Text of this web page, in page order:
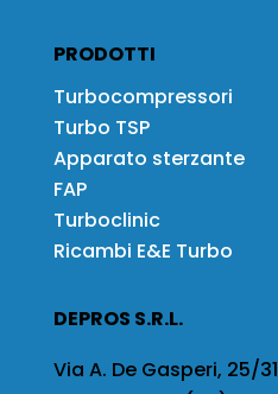
PRODOTTI
Turbocompressori
Turbo TSP
Apparato sterzante
FAP
Turboclinic
Ricambi E&E Turbo
DEPROS S.R.L.
Via A. De Gasperi, 25/31